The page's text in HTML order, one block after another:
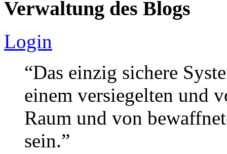
Verwaltung des Blogs
Login
“Das einzig sichere
einem versiegelten und
Raum und von
sein.”